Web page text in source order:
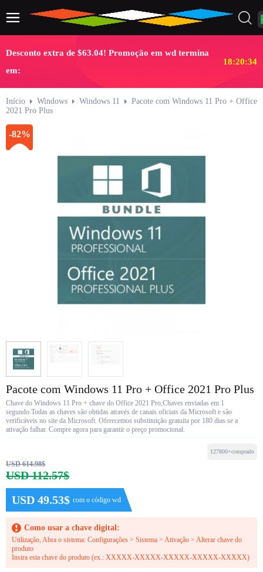
Desconto extra de $63.04! Promoção em wd termina
em:
18:20:34
Início Windows Windows 11
Pacote com Windows 11 Pro + Office
2021 Pro Plus
-82%
Pacote com Windows 11 Pro + Office 2021 Pro Plus
Chave do Windows 11 Pro + chave do Office 2021 Pro,Chaves enviadas em 1
segundo.Todas as chaves são obtidas através de canais oficiais da Microsoft e são
verificáveis no site da Microsoft. Oferecemos substituição gratuita por 180 dias se a
ativação falhar. Compre agora para garantir o preço promocional.
USD 614.98$
USD 112.57$
USD 49.53$ com o código wd
127800+comprado
Como usar a chave digital:
Utilização, Abra o sistema: Configurações > Sistema > Ativação > Alterar chave do
produto
Insira esta chave do produto (ex.: XXXXX-XXXXX-XXXXX-XXXXX-XXXXX)